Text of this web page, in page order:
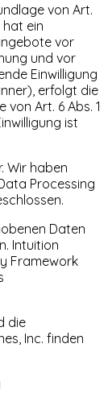
von Art.
hat ein
vor
und vor
Einwilligung
erfolgt die
Art. 6 Abs. 1
ist
Wir haben
Processing
Daten
Intuition
Framework
die
Inc. finden